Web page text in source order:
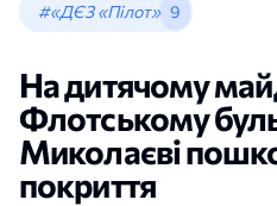
#«ДЄЗ «Пілот» 9
На дитячому
Флотському
Миколаєві
покриття